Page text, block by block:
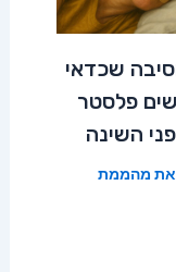
שכדאי
פלסטר
השינה
מהממת